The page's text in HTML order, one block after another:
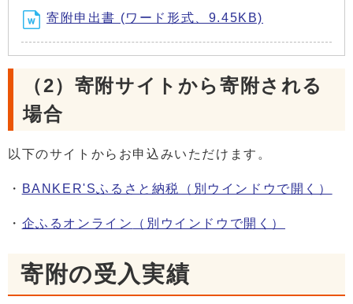
寄附申出書 (ワード形式、9.45KB)
（2）寄附サイトから寄附される
場合
以下のサイトからお申込みいただけます。
・ BANKER'Sふるさと納税 （別ウインドウで開く）
・ 企ふるオンライン （別ウインドウで開く）
寄附の受入実績